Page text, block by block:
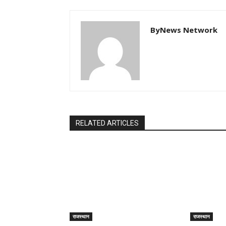
ByNews Network
RELATED ARTICLES
राजस्थान राजस्थान